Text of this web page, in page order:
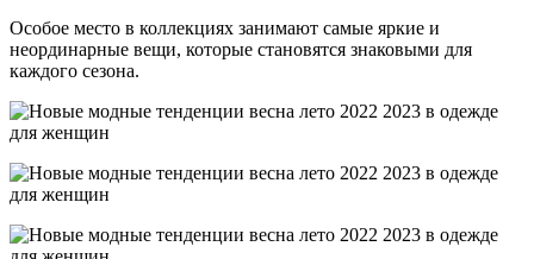
Особое место в коллекциях занимают самые яркие и
неординарные вещи, которые становятся знаковыми для
каждого сезона.